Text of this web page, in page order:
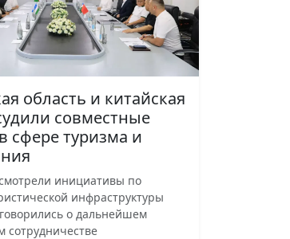
область и китайская
совместные
сфере туризма и
инициативы по
инфраструктуры
о дальнейшем
сотрудничестве